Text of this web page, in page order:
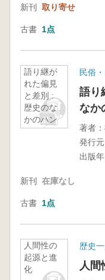
新刊 取り寄せ
古書 1点
語り継が
れた偏見
と差別 :
歴史のな
かのハン
セン病
民俗
語り
なか
著者：
発行元
出版年
新刊 在庫なし
古書 1点
人間性の
起源と進
化
歴史
人間